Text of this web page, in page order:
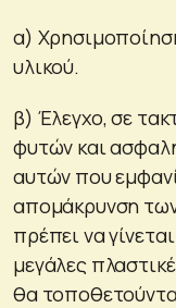
α)
υλικού.
β) Έλεγχο, σε
φυτών και
αυτών που
απομάκρυνση
πρέπει να
μεγάλες
θα